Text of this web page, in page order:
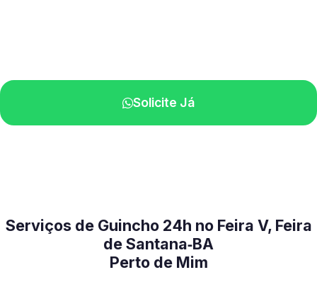
Solicite Já
Serviços de Guincho 24h no Feira V, Feira
de Santana‑BA
Perto de Mim